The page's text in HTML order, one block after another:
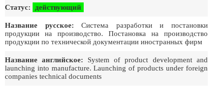
Статус: действующий
Название русское: Система разработки и постановки
продукции на производство. Постановка на производство
продукции по технической документации иностранных фирм
Название английское: System of product development and
launching into manufacture. Launching of products under foreign
companies technical documents